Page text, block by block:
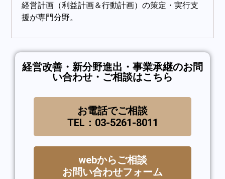
経営計画（利益計画＆行動計画）の策定・実行支
援が専門分野。
経営改善・新分野進出・事業承継のお問
い合わせ・ご相談はこちら
お電話でご相談
TEL：03-5261-8011
webからご相談
お問い合わせフォーム